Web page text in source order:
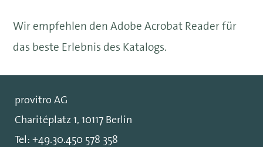
Wir empfehlen den Adobe Acrobat Reader für
das beste Erlebnis des Katalogs.
provitro AG
Charitéplatz 1, 10117 Berlin
Tel: +49.30.450 578 358